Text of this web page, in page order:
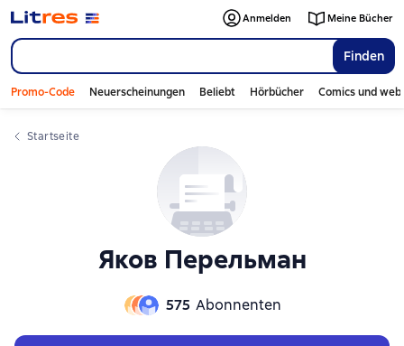
Finden
Anmelden Meine Bücher
Promo-Code Neuerscheinungen Beliebt Hörbücher Comics und
Startseite
Яков Перельман
575 Abonnenten
Слайдер с книгами
Слайдер с книгами